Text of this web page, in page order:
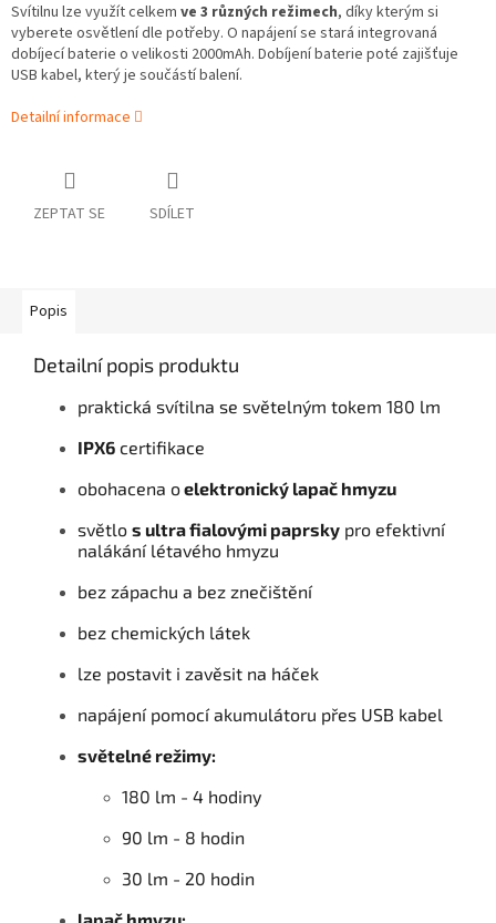
Svítilnu lze využít celkem ve 3 různých režimech, díky kterým si
vyberete osvětlení dle potřeby. O napájení se stará integrovaná
dobíjecí baterie o velikosti 2000mAh. Dobíjení baterie poté zajišťuje
USB kabel, který je součástí balení.
Detailní informace
ZEPTAT SE SDÍLET
Popis
Detailní popis produktu
praktická svítilna se světelným tokem 180 lm
IPX6 certifikace
obohacena oelektronický lapač hmyzu
světlo s ultra fialovými paprsky pro efektivní
nalákání létavého hmyzu
bez zápachu a bez znečištění
bez chemických látek
lze postavit i zavěsit na háček
napájení pomocí akumulátoru přes USB kabel
světelné režimy:
180 lm - 4 hodiny
90 lm - 8 hodin
30 lm - 20 hodin